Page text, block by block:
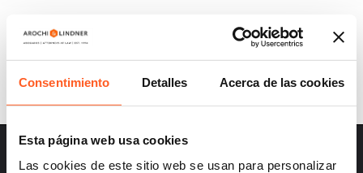
Consentimiento Detalles Acerca de las cookies
Esta página web usa cookies
Las cookies de este sitio web se usan para personalizar
ARTICLE 1 | INTELLECTUAL PROPERTY
AND TECHNOLOGY LAW JOURNAL